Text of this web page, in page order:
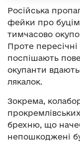
Російська
фейки про
тимчасово
Проте пересічні
поспішають
окупанти
лякалок.
Зокрема,
брехню, що
непошкоджені